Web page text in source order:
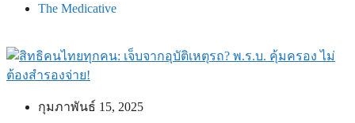
The Medicative
กุมภาพันธ์ 15, 2025